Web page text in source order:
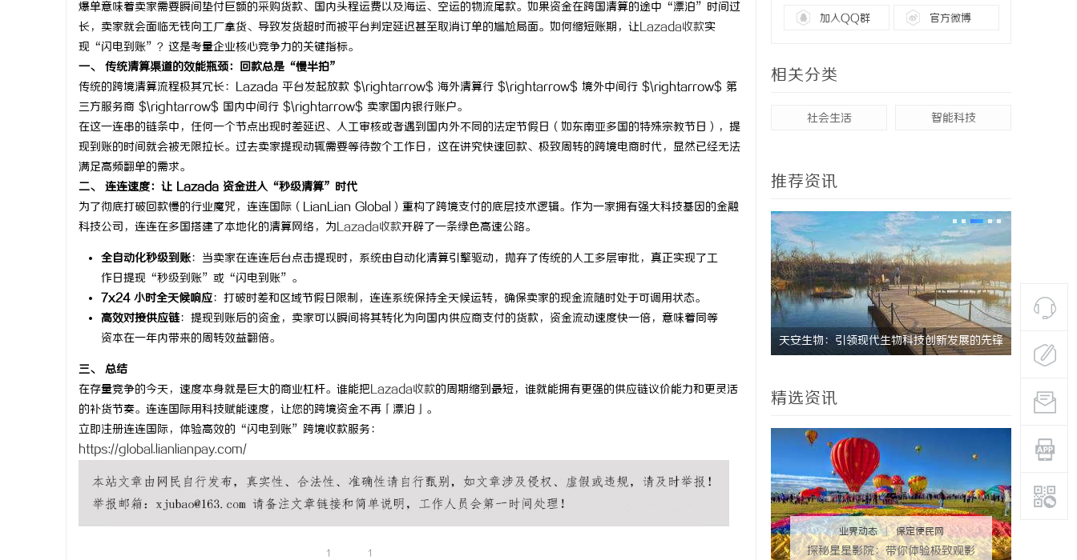
爆单意味着卖家需要瞬间垫付巨额的采购货款、国内头程运费以及海运、空运的物流尾款。如果资金在跨国清算的途中“漂泊”时间过
长，卖家就会面临无钱向工厂拿货、导致发货超时而被平台判定延迟甚至取消订单的尴尬局面。如何缩短账期，让Lazada收款实
现“闪电到账”？这是考量企业核心竞争力的关键指标。
一、 传统清算渠道的效能瓶颈：回款总是“慢半拍”
传统的跨境清算流程极其冗长：Lazada 平台发起放款 $\rightarrow$ 海外清算行 $\rightarrow$ 境外中间行 $\rightarrow$ 第
三方服务商 $\rightarrow$ 国内中间行 $\rightarrow$ 卖家国内银行账户。
在这一连串的链条中，任何一个节点出现时差延迟、人工审核或者遇到国内外不同的法定节假日（如东南亚多国的特殊宗教节日），提
现到账的时间就会被无限拉长。过去卖家提现动辄需要等待数个工作日，这在讲究快速回款、极致周转的跨境电商时代，显然已经无法
满足高频翻单的需求。
二、 连连速度：让 Lazada 资金进入“秒级清算”时代
为了彻底打破回款慢的行业魔咒，连连国际（LianLian Global）重构了跨境支付的底层技术逻辑。作为一家拥有强大科技基因的金融
科技公司，连连在多国搭建了本地化的清算网络，为Lazada收款开辟了一条绿色高速公路。
全自动化秒级到账：当卖家在连连后台点击提现时，系统由自动化清算引擎驱动，抛弃了传统的人工多层审批，真正实现了工
作日提现“秒级到账”或“闪电到账”。
7x24 小时全天候响应：打破时差和区域节假日限制，连连系统保持全天候运转，确保卖家的现金流随时处于可调用状态。
高效对接供应链：提现到账后的资金，卖家可以瞬间将其转化为向国内供应商支付的货款，资金流动速度快一倍，意味着同等
资本在一年内带来的周转效益翻倍。
三、 总结
在存量竞争的今天，速度本身就是巨大的商业杠杆。谁能把Lazada收款的周期缩到最短，谁就能拥有更强的供应链议价能力和更灵活
的补货节奏。连连国际用科技赋能速度，让您的跨境资金不再「漂泊」。
立即注册连连国际，体验高效的“闪电到账”跨境收款服务：
https://global.lianlianpay.com/
1 1
加入QQ群 官方微博
相关分类
社会生活 智能科技
推荐资讯
天安生物：引领现代生物科技创新发展的先锋 上海工业
精选资讯
业界动态 | 保定便民网
探秘星星影院：带你体验极致观影